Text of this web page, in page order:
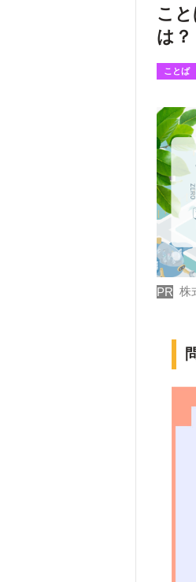
こ
は？
ことば
PR 株